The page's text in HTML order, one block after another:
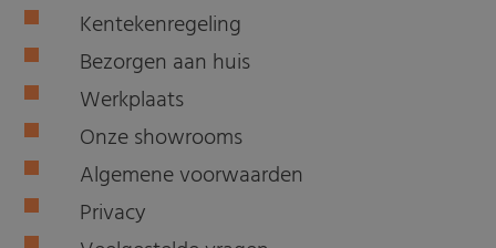
Kentekenregeling
Bezorgen aan huis
Werkplaats
Onze showrooms
Algemene voorwaarden
Privacy